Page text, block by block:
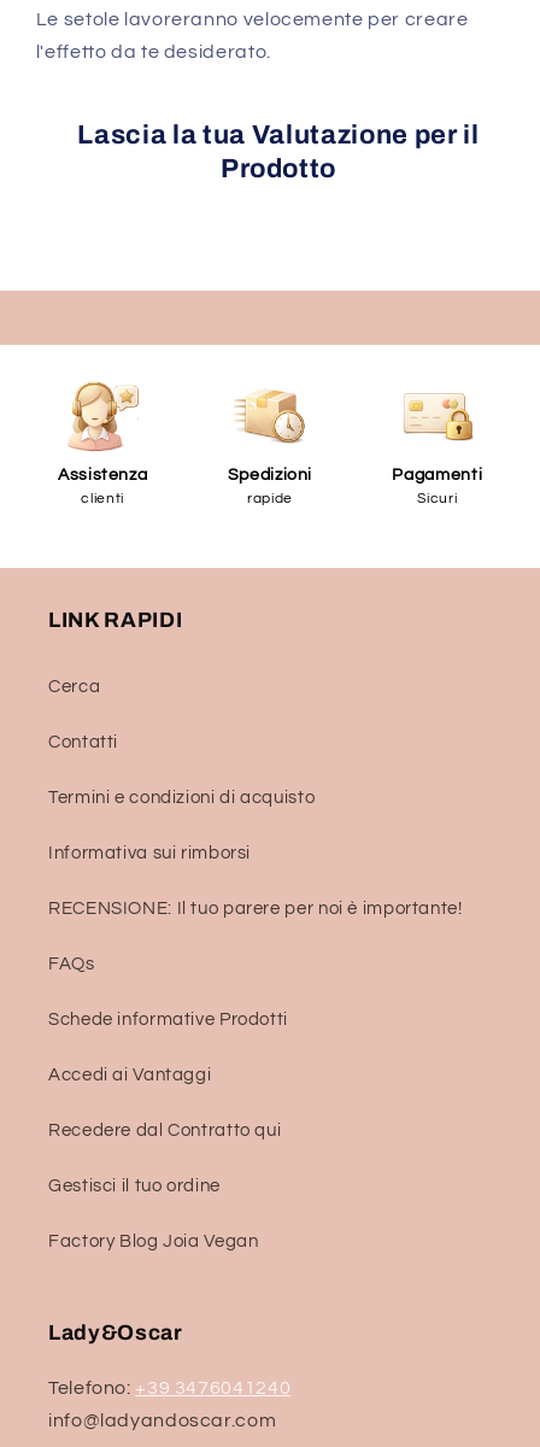
Le setole lavoreranno velocemente per creare
l'effetto da te desiderato.
Lascia la tua Valutazione per il
Prodotto
Assistenza
clienti
Spedizioni
rapide
Pagamenti
Sicuri
LINK RAPIDI
Cerca
Contatti
Termini e condizioni di acquisto
Informativa sui rimborsi
RECENSIONE: Il tuo parere per noi è importante!
FAQs
Schede informative Prodotti
Accedi ai Vantaggi
Recedere dal Contratto qui
Gestisci il tuo ordine
Factory Blog Joia Vegan
Lady&Oscar
Telefono: +39 3476041240
info@ladyandoscar.com